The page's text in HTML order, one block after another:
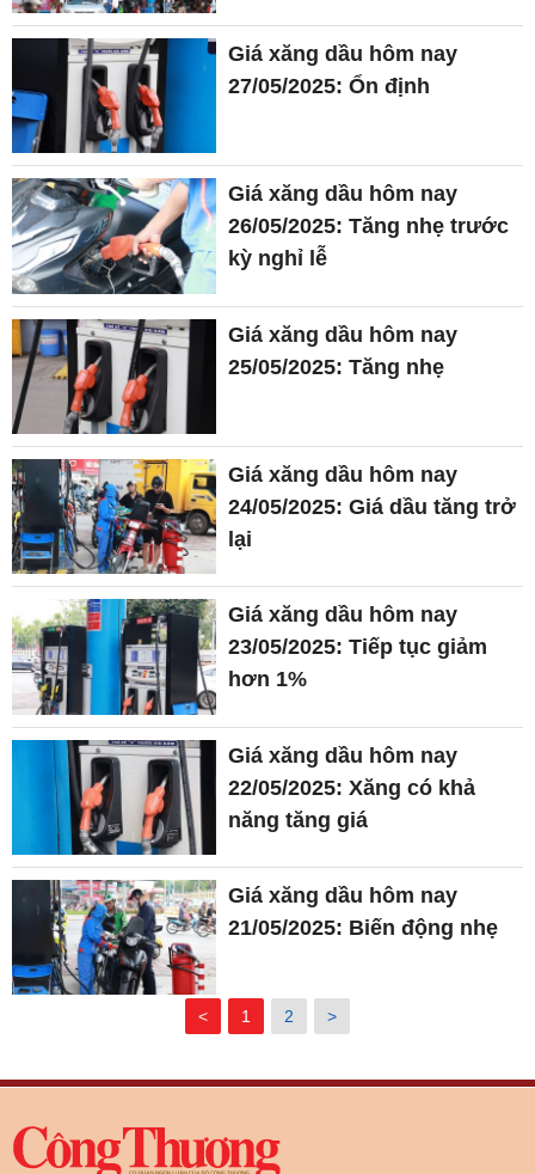
Giá xăng dầu hôm nay
27/05/2025: Ổn định
Giá xăng dầu hôm nay
26/05/2025: Tăng nhẹ trước
kỳ nghỉ lễ
Giá xăng dầu hôm nay
25/05/2025: Tăng nhẹ
Giá xăng dầu hôm nay
24/05/2025: Giá dầu tăng trở
lại
Giá xăng dầu hôm nay
23/05/2025: Tiếp tục giảm
hơn 1%
Giá xăng dầu hôm nay
22/05/2025: Xăng có khả
năng tăng giá
Giá xăng dầu hôm nay
21/05/2025: Biến động nhẹ
< 1 2 >